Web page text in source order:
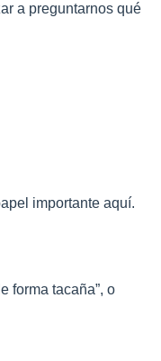
a preguntarnos qué
importante aquí.
forma tacaña”, o